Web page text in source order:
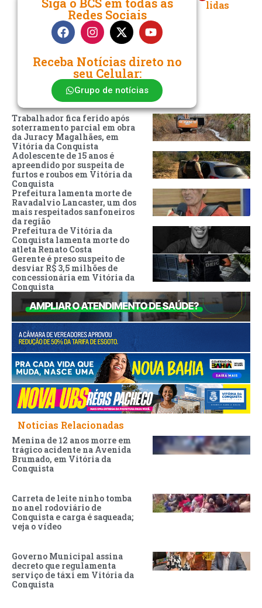
Siga o BCS em todas as
Redes Sociais
Receba Notícias direto no
seu Celular:
Grupo de notícias
lidas
Trabalhador fica ferido após
soterramento parcial em obra
da Juracy Magalhães, em
Vitória da Conquista
Adolescente de 15 anos é
apreendido por suspeita de
furtos e roubos em Vitória da
Conquista
Prefeitura lamenta morte de
Ravadalvio Lancaster, um dos
mais respeitados sanfoneiros
da região
Prefeitura de Vitória da
Conquista lamenta morte do
atleta Renato Costa
Gerente é preso suspeito de
desviar R$ 3,5 milhões de
concessionária em Vitória da
Conquista
Noticias Relacionadas
Menina de 12 anos morre em
trágico acidente na Avenida
Brumado, em Vitória da
Conquista
Carreta de leite ninho tomba
no anel rodoviário de
Conquista e carga é saqueada;
veja o vídeo
Governo Municipal assina
decreto que regulamenta
serviço de táxi em Vitória da
Conquista